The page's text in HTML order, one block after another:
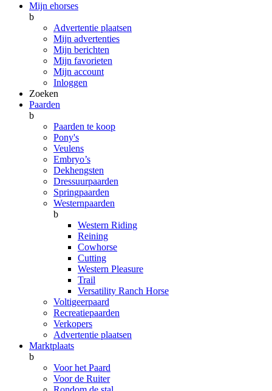
Mijn ehorses
b
Advertentie plaatsen
Mijn advertenties
Mijn berichten
Mijn favorieten
Mijn account
Inloggen
Zoeken
Paarden
b
Paarden te koop
Pony's
Veulens
Embryo’s
Dekhengsten
Dressuurpaarden
Springpaarden
Westernpaarden
b
Western Riding
Reining
Cowhorse
Cutting
Western Pleasure
Trail
Versatility Ranch Horse
Voltigeerpaard
Recreatiepaarden
Verkopers
Advertentie plaatsen
Marktplaats
b
Voor het Paard
Voor de Ruiter